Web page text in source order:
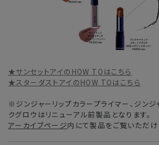
★サンセットアイのHOW TOはこちら
★スターダストアイのHOW TOはこちら
※ジンジャーリップカラープライマー、ジンジ
クグロウはリニューアル前製品となります。
アーカイブページ内にて製品をご覧いただけ